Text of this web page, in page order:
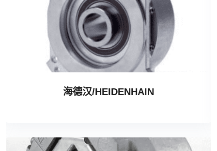
海德汉/HEIDENHAIN